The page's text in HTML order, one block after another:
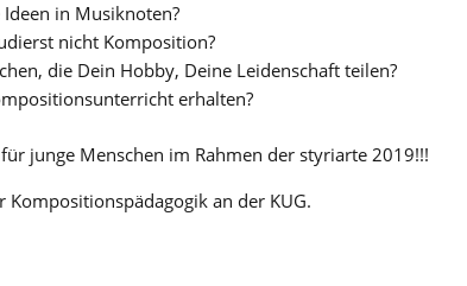
in Musiknoten?
nicht Komposition?
die Dein Hobby, Deine Leidenschaft teilen?
erhalten?
junge Menschen im Rahmen der styriarte 2019!!!
an der KUG.